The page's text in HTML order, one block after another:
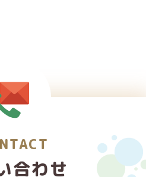
合わせ